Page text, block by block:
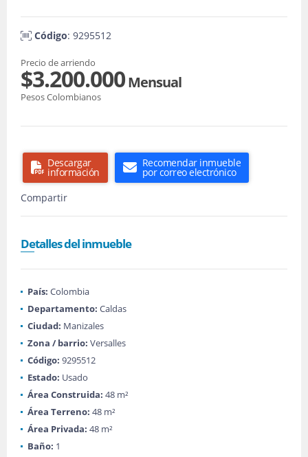
Código: 9295512
Precio de arriendo
$3.200.000Mensual
Pesos Colombianos
Descargar
información
Recomendar inmueble
por correo electrónico
Compartir
Detalles del inmueble
País: Colombia
Departamento: Caldas
Ciudad: Manizales
Zona / barrio: Versalles
Código: 9295512
Estado: Usado
Área Construida: 48 m²
Área Terreno: 48 m²
Área Privada: 48 m²
Baño: 1